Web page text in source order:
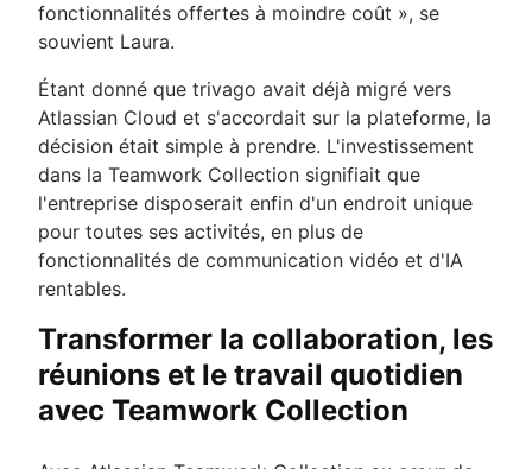
fonctionnalités offertes à moindre coût », se
souvient Laura.
Étant donné que trivago avait déjà migré vers
Atlassian Cloud et s'accordait sur la plateforme, la
décision était simple à prendre. L'investissement
dans la Teamwork Collection signifiait que
l'entreprise disposerait enfin d'un endroit unique
pour toutes ses activités, en plus de
fonctionnalités de communication vidéo et d'IA
rentables.
Transformer la collaboration, les
réunions et le travail quotidien
avec Teamwork Collection